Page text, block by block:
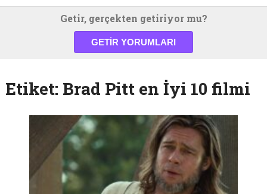
Getir, gerçekten getiriyor mu?
GETIR YORUMLARI
Etiket: Brad Pitt en İyi 10 filmi